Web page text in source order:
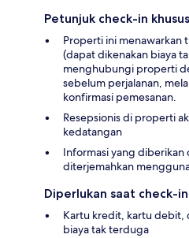
Petunjuk check-in khusus
Properti ini menawarkan
(dapat dikenakan biaya
menghubungi properti
sebelum perjalanan,
konfirmasi pemesanan.
Resepsionis di properti
kedatangan
Informasi yang
diterjemahkan
Diperlukan saat check-in
Kartu kredit, kartu debit,
biaya tak terduga